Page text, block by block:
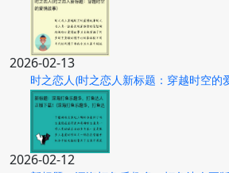
2026-02-13
时之恋人(时之恋人新标题：穿越时空的
2026-02-12